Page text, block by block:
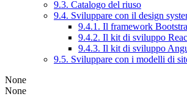
9.3. Catalogo del riuso
9.4. Sviluppare con il design
9.4.1. Il framework
9.4.2. Il kit di sviluppo
9.4.3. Il kit di sviluppo
9.5. Sviluppare con i modelli di
None
None